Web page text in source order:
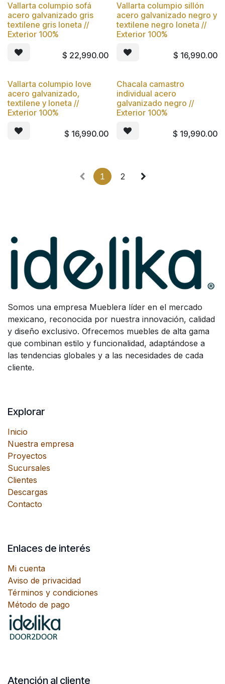
Nuevo
Vallarta columpio sofá
acero galvanizado gris
textilene gris loneta //
Exterior 100%
$ 22,990.00
Nuevo
Vallarta columpio sillón
acero galvanizado negro y
textilene negro loneta //
Exterior 100%
$ 16,990.00
Nuevo
Vallarta columpio love
acero galvanizado,
textilene y loneta //
Exterior 100%
$ 16,990.00
Nuevo
Chacala camastro
individual acero
galvanizado negro //
Exterior 100%
$ 19,990.00
1 2
Somos una empresa Mueblera líder en el mercado
mexicano, reconocida por nuestra innovación, calidad
y diseño exclusivo. Ofrecemos muebles de alta gama
que combinan estilo y funcionalidad, adaptándose a
las tendencias globales y a las necesidades de cada
cliente.
Explorar
Inicio
Nuestra empresa
Proyectos
Sucursales
Clientes
Descargas
Contacto
Enlaces de interés
Mi cuenta
Aviso de privacidad
Términos y condiciones
Método de pago
Atención al cliente